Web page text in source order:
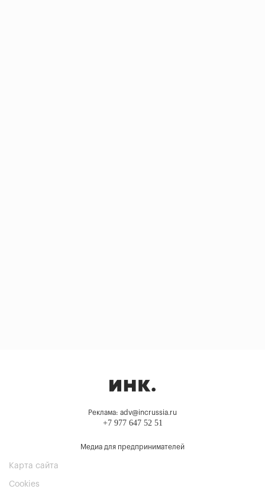
Реклама: adv@incrussia.ru
+7 977 647 52 51
Медиа для предпринимателей
Карта сайта
Cookies